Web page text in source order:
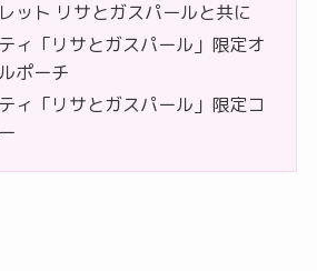
ット リサとガスパールと共に
ィ「リサとガスパール」限定オ
ポーチ
ィ「リサとガスパール」限定コ